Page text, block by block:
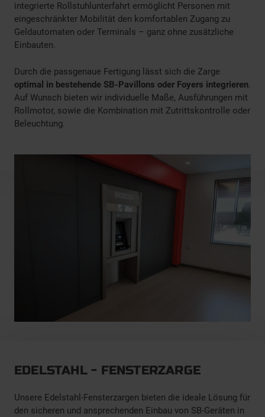
integrierte Rollstuhlunterfahrt ermöglicht Personen mit
eingeschränkter Mobilität den komfortablen Zugang zu
Geldautomaten oder Terminals – ganz ohne zusätzliche
Einbauten.
Durch die passgenaue Fertigung lässt sich die Zarge
optimal in bestehende SB-Pavillons oder Foyers integrieren.
Auf Wunsch bieten wir individuelle Maße, Ausführungen mit
Rollmotor, sowie die Kombination mit Zutrittskontrolle oder
Beleuchtung.
EDELSTAHL - FENSTERZARGE
Unsere Edelstahl-Fensterzargen bieten die ideale Lösung für
den sicheren und ansprechenden Einbau von SB-Geräten in